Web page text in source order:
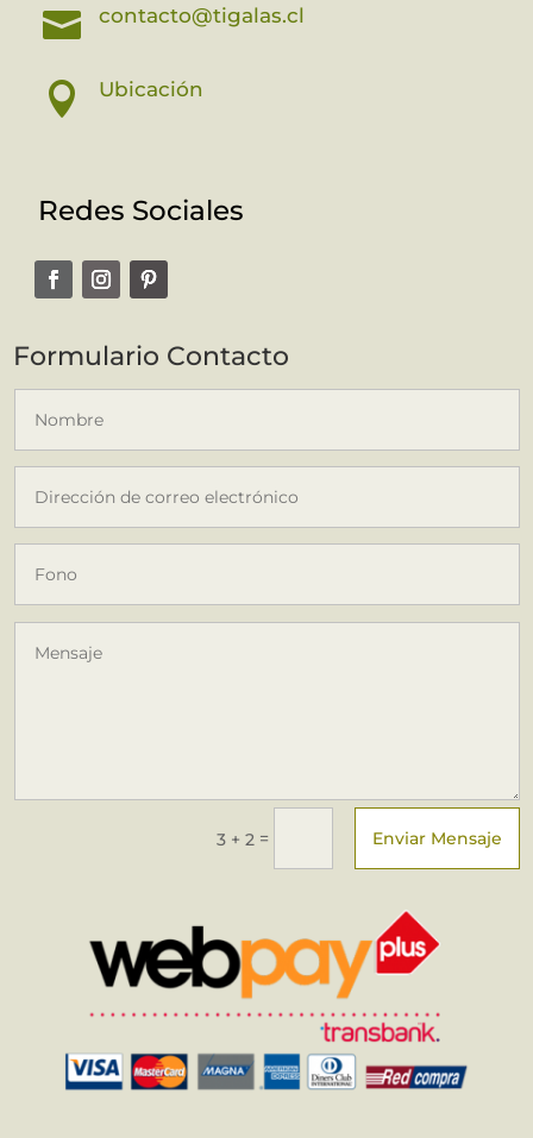
 contacto@tigalas.cl
 Ubicación
Redes Sociales
Formulario Contacto
3 + 2 = Enviar Mensaje